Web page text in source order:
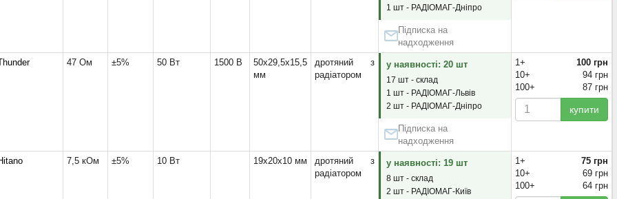
1 шт - РАДІОМАГ-Дніпро
Підписка на
надходження
47 Ом ±5% 50 Вт 1500 В
50x29,5x15,5
мм
дротяний з
радіатором
у наявності: 20 шт
17 шт - склад
1 шт - РАДІОМАГ-Львів
2 шт - РАДІОМАГ-Дніпро
Підписка на
надходження
1+
100 грн
10+
94 грн
100+
87 грн
купити
7,5 кОм ±5% 10 Вт 19x20x10 мм
дротяний з
радіатором
у наявності: 19 шт
8 шт - склад
2 шт - РАДІОМАГ-Київ
1+
75 грн
10+
69 грн
100+
64 грн